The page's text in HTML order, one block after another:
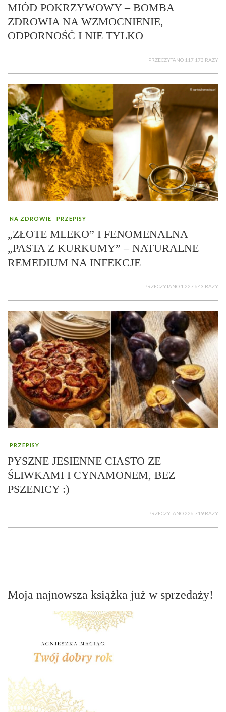
MIÓD POKRZYWOWY – BOMBA
ZDROWIA NA WZMOCNIENIE,
ODPORNOŚĆ I NIE TYLKO
PRZECZYTANO 117 173 RAZY
NA ZDROWIE PRZEPISY
„ZŁOTE MLEKO” I FENOMENALNA
„PASTA Z KURKUMY” – NATURALNE
REMEDIUM NA INFEKCJE
PRZECZYTANO 1 227 643 RAZY
PRZEPISY
PYSZNE JESIENNE CIASTO ZE
ŚLIWKAMI I CYNAMONEM, BEZ
PSZENICY :)
PRZECZYTANO 226 719 RAZY
Moja najnowsza książka już w sprzedaży!